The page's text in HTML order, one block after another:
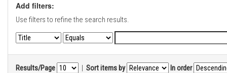
Add filters:
Use filters to refine the search results.
Results/Page | Sort items by In order